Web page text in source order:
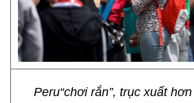
Peru“chơi rắn”, trục xuất